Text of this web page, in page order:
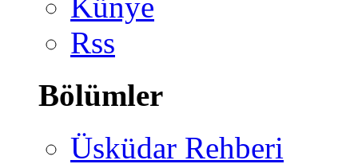
Rss
Bölümler
Üsküdar Rehberi